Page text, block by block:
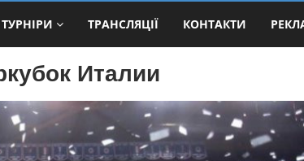
ТУРНІРИ ТРАНСЛЯЦІЇ КОНТАКТИ
Италии